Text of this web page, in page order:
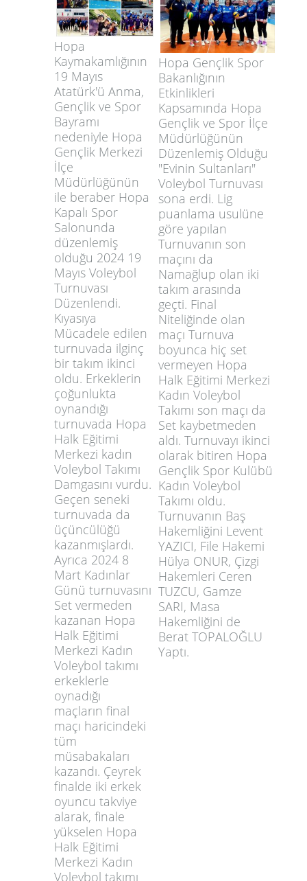
Hopa
Kaymakamlığının
19 Mayıs
Atatürk'ü Anma,
Gençlik ve Spor
Bayramı
nedeniyle Hopa
Gençlik Merkezi
İlçe
Müdürlüğünün
ile beraber Hopa
Kapalı Spor
Salonunda
düzenlemiş
olduğu 2024 19
Mayıs Voleybol
Turnuvası
Düzenlendi.
Kıyasıya
Mücadele edilen
turnuvada ilginç
bir takım ikinci
oldu. Erkeklerin
çoğunlukta
oynandığı
turnuvada Hopa
Halk Eğitimi
Merkezi kadın
Voleybol Takımı
Damgasını vurdu.
Geçen seneki
turnuvada da
üçüncülüğü
kazanmışlardı.
Ayrıca 2024 8
Mart Kadınlar
Günü turnuvasını
Set vermeden
kazanan Hopa
Halk Eğitimi
Merkezi Kadın
Voleybol takımı
erkeklerle
oynadığı
maçların final
maçı haricindeki
tüm
müsabakaları
kazandı. Çeyrek
finalde iki erkek
oyuncu takviye
alarak, finale
yükselen Hopa
Halk Eğitimi
Merkezi Kadın
Voleybol takımı
Hopa Gençlik Spor
Bakanlığının
Etkinlikleri
Kapsamında Hopa
Gençlik ve Spor İlçe
Müdürlüğünün
Düzenlemiş Olduğu
"Evinin Sultanları"
Voleybol Turnuvası
sona erdi. Lig
puanlama usulüne
göre yapılan
Turnuvanın son
maçını da
Namağlup olan iki
takım arasında
geçti. Final
Niteliğinde olan
maçı Turnuva
boyunca hiç set
vermeyen Hopa
Halk Eğitimi Merkezi
Kadın Voleybol
Takımı son maçı da
Set kaybetmeden
aldı. Turnuvayı ikinci
olarak bitiren Hopa
Gençlik Spor Kulübü
Kadın Voleybol
Takımı oldu.
Turnuvanın Baş
Hakemliğini Levent
YAZICI, File Hakemi
Hülya ONUR, Çizgi
Hakemleri Ceren
TUZCU, Gamze
SARI, Masa
Hakemliğini de
Berat TOPALOĞLU
Yaptı.